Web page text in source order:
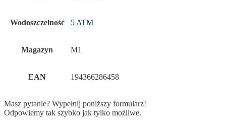
Wodoszczelność 5 ATM
Magazyn M1
EAN 194366286458
Masz pytanie? Wypełnij poniższy formularz!
Odpowiemy tak szybko jak tylko możliwe.